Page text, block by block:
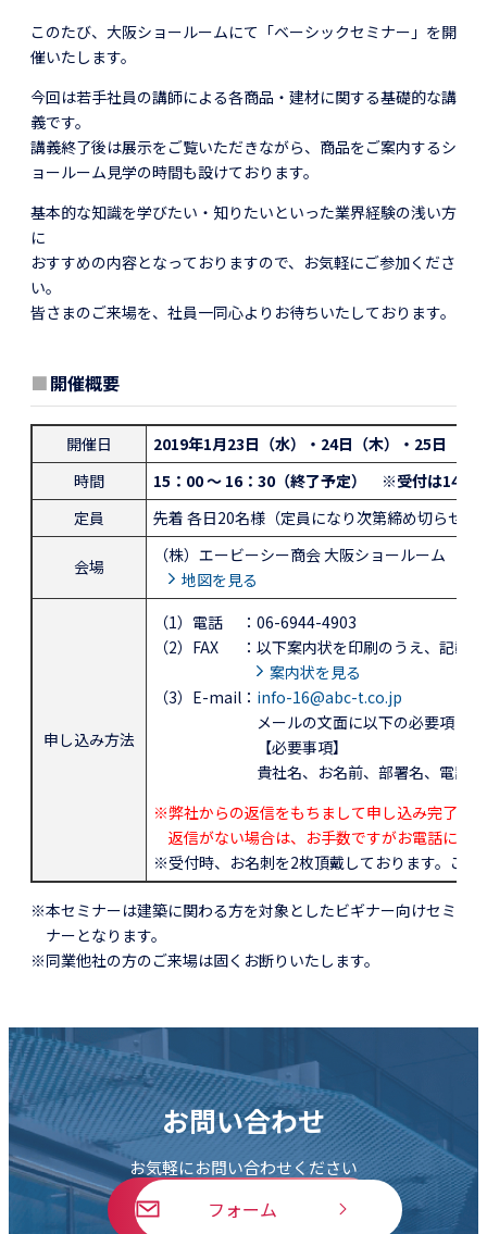
このたび、大阪ショールームにて「ベーシックセミナー」を開
催いたします。
今回は若手社員の講師による各商品・建材に関する基礎的な講
義です。
講義終了後は展示をご覧いただきながら、商品をご案内するシ
ョールーム見学の時間も設けております。
基本的な知識を学びたい・知りたいといった業界経験の浅い方
に
おすすめの内容となっておりますので、お気軽にご参加くださ
い。
皆さまのご来場を、社員一同心よりお待ちいたしております。
■開催概要
開催日
2019年1月23日（水）・24日（木）・25日（金
時間
15：00 ～ 16：30（終了予定） ※受付は14：
定員
先着 各日20名様（定員になり次第締め切らせて
会場
（株）エービーシー商会 大阪ショールーム
地図を見る
申し込み方法
（1）電話
：06-6944-4903
（2）FAX
：以下案内状を印刷のうえ、記載
案内状を見る
（3）E-mail： info-16@abc-t.co.jp
メールの文面に以下の必要項目
【必要事項】
貴社名、お名前、部署名、電話
※弊社からの返信をもちまして申し込み完了と
返信がない場合は、お手数ですがお電話にて
※受付時、お名刺を2枚頂戴しております。ご協
※本セミナーは建築に関わる方を対象としたビギナー向けセミ
ナーとなります。
※同業他社の方のご来場は固くお断りいたします。
お問い合わせ
お気軽にお問い合わせください
フォーム